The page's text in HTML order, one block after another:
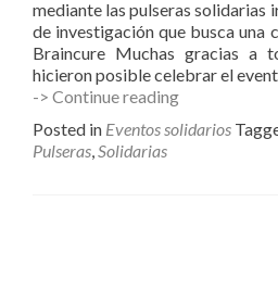
mediante las pulseras solidarias
de investigación que busca una
Braincure Muchas gracias a
hicieron posible celebrar el
-> Continue readingEnach
en
Posted in Eventos solidarios
Pulseras,Solidarias